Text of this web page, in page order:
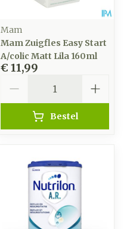
Mam
Mam Zuigfles Easy Start
A/colic Matt Lila 160ml
€ 11,99
Bestel